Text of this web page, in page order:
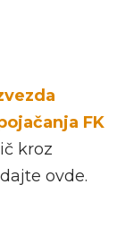
FK
kroz
ovde.